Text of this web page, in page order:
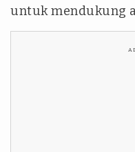
untuk mendukung